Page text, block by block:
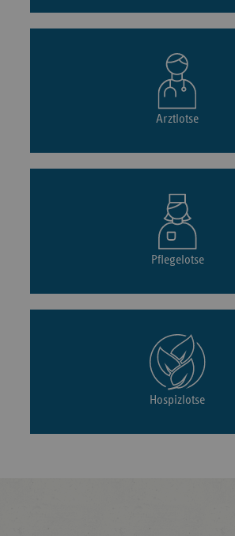
Arztlotse
Pflegelotse
Hospizlotse